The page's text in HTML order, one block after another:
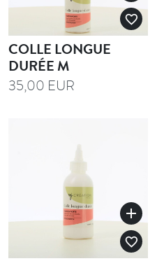
favorite_border
COLLE LONGUE
DURÉE M
35,00 EUR
add
favorite_border